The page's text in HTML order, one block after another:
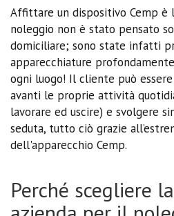
Affittare un dispositivo Cemp è
noleggio non è stato pensato
domiciliare; sono state infatti
apparecchiature
ogni luogo! Il cliente può
avanti le proprie attività
lavorare ed uscire) e svolgere
seduta, tutto ciò grazie
dell'apparecchio Cemp.
Perché scegliere